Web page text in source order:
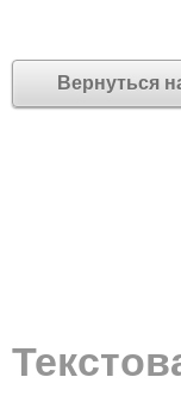
Вернуться